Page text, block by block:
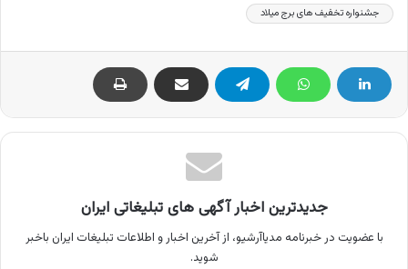
جشنواره تخفیف های برج میلاد
جدیدترین اخبار آگهی های تبلیغاتی ایران
با عضویت در خبرنامه مدیاآرشیو، از آخرین اخبار و اطلاعات تبلیغات ایران باخبر
شوید.